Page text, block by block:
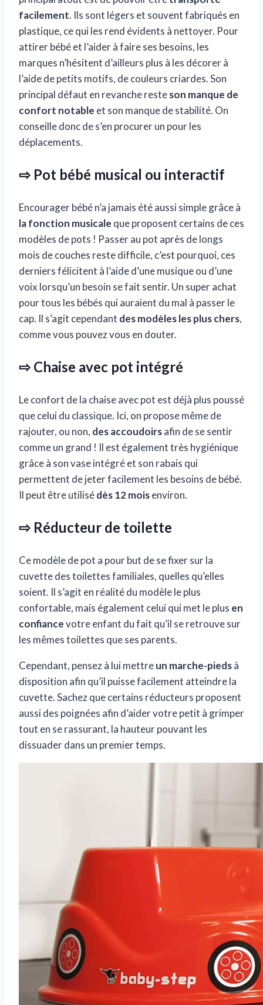
facilement. Ils sont légers et souvent fabriqués en
plastique, ce qui les rend évidents à nettoyer. Pour
attirer bébé et l’aider à faire ses besoins, les
marques n’hésitent d’ailleurs plus à les décorer à
l’aide de petits motifs, de couleurs criardes. Son
principal défaut en revanche resteson manque de
confort notable et son manque de stabilité. On
conseille donc de s’en procurer un pour les
déplacements.
⇨ Pot bébé musical ou interactif
Encourager bébé n’a jamais été aussi simple grâce à
la fonction musicale que proposent certains de ces
modèles de pots ! Passer au pot après de longs
mois de couches reste difficile, c’est pourquoi, ces
derniers félicitent à l’aide d’une musique ou d’une
voix lorsqu’un besoin se fait sentir. Un super achat
pour tous les bébés qui auraient du mal à passer le
cap. Il s’agit cependant des modèles les plus chers,
comme vous pouvez vous en douter.
⇨ Chaise avec pot intégré
Le confort de la chaise avec pot est déjà plus poussé
que celui du classique. Ici, on propose même de
rajouter, ou non, des accoudoirsafin de se sentir
comme un grand ! Il est également très hygiénique
grâce à son vase intégré et son rabais qui
permettent de jeter facilement les besoins de bébé.
Il peut être utilisédès 12 moisenviron.
⇨ Réducteur de toilette
Ce modèle de pot a pour but de se fixer sur la
cuvette des toilettes familiales, quelles qu’elles
soient. Il s’agit en réalité du modèle le plus
confortable, mais également celui qui met le plus en
confiancevotre enfant du fait qu’il se retrouve sur
les mêmes toilettes que ses parents.
Cependant, pensez à lui mettreun marche-piedsà
disposition afin qu’il puisse facilement atteindre la
cuvette. Sachez que certains réducteurs proposent
aussi des poignées afin d’aider votre petit à grimper
tout en se rassurant, la hauteur pouvant les
dissuader dans un premier temps.